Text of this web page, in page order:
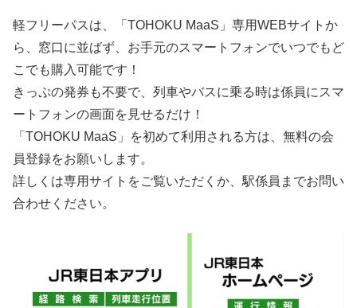
軽フリーパスは、「TOHOKU MaaS」専用WEBサイトか
ら、窓口に並ばず、お手元のスマートフォンでいつでもど
こでも購入可能です！
きっぷの発券も不要で、列車やバスに乗る時は係員にスマ
ートフォンの画面を見せるだけ！
「TOHOKU MaaS」を初めて利用される方は、無料の会
員登録をお願いします。
詳しくは専用サイトをご覧いただくか、駅係員までお問い
合わせください。